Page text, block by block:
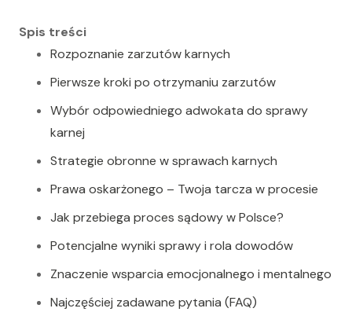
Spis treści
Rozpoznanie zarzutów karnych
Pierwsze kroki po otrzymaniu zarzutów
Wybór odpowiedniego adwokata do sprawy
karnej
Strategie obronne w sprawach karnych
Prawa oskarżonego – Twoja tarcza w procesie
Jak przebiega proces sądowy w Polsce?
Potencjalne wyniki sprawy i rola dowodów
Znaczenie wsparcia emocjonalnego i mentalnego
Najczęściej zadawane pytania (FAQ)